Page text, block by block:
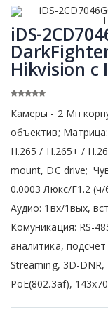
iDS-
Hikvision c
Камеры - 2 Мп
объектив;
H.265 / H.265+ /
mount, DC drive;
0.0003 Люкс/F1.2
Аудио: 1вх/1вых,
Комуникация: RS-
аналитика,
Streaming, 3D-
PoE(802.3af),